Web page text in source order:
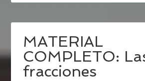
MATERIAL
COMPLETO:
fracciones